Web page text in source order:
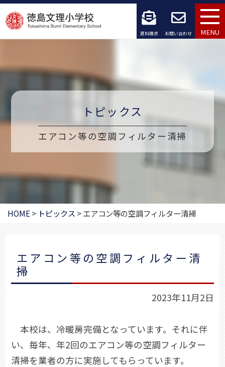
コ
ン
ン
ツ
ス
資料請求 お問い合わせ MENU
トピックス
エアコン等の空調フィルター清掃
HOME> トピックス >エアコン等の空調フィルター清掃
エアコン等の空調フィルター清
掃
2023年11月2日
本校は、冷暖房完備となっています。それに伴
い、毎年、年2回のエアコン等の空調フィルター
清掃を業者の方に実施してもらっています。